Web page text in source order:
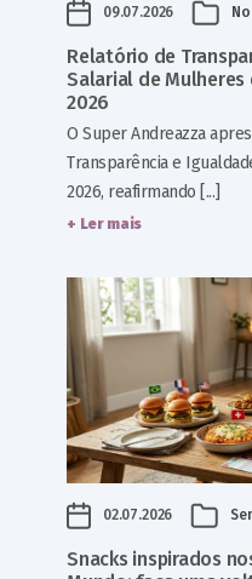
09.07.2026
Relatório de
Salarial de Mulheres
2026
O Super Andreazza
Transparência e
2026, reafirmando [...]
+ Ler mais
02.07.2026
Snacks inspirados